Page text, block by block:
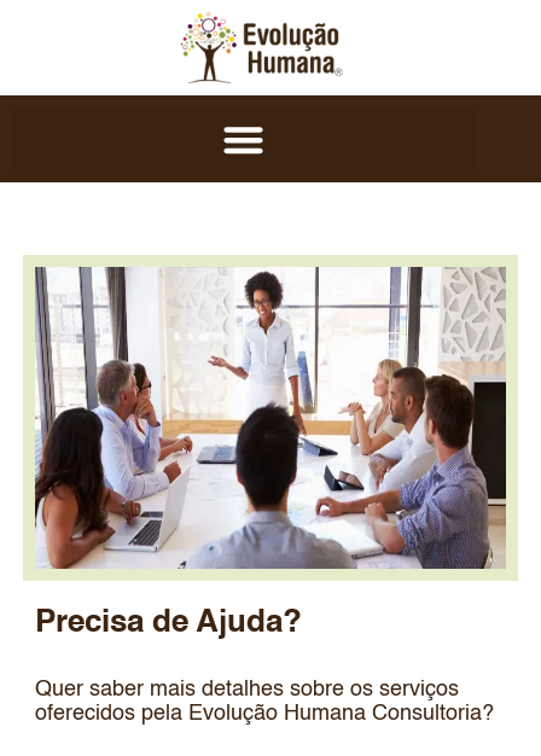
Precisa de Ajuda?
Quer saber mais detalhes sobre os serviços
oferecidos pela Evolução Humana Consultoria?